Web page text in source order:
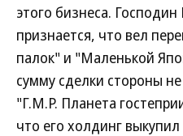
этого бизнеса.
признается, что вел
палок" и "Маленькой
сумму сделки стороны
"Г.М.Р. Планета
что его холдинг